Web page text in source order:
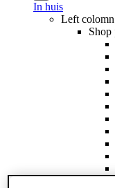
In huis
Left colomn
Shop